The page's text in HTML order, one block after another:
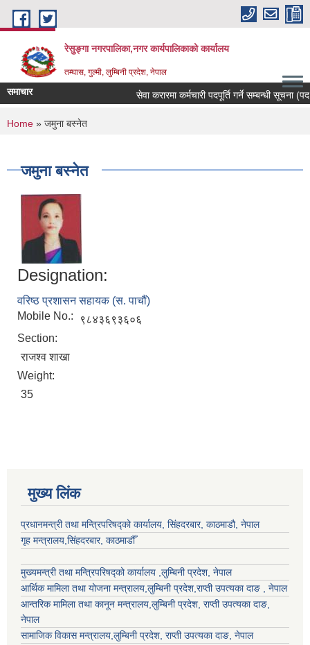
Skip to main content
रेसुङ्गा नगरपालिका,नगर कार्यपालिकाको कार्यालय
तम्घास, गुल्मी, लुम्बिनी प्रदेश, नेपाल
समाचार सेवा करारमा कर्मचारी पदपूर्ति गर्ने सम्बन्धी सूचना (पदः
You are here
Home » जमुना बस्नेत
जमुना बस्नेत
Designation:
वरिष्ठ प्रशासन सहायक (स. पाचौं)
Mobile No.:
९८४३६९३६०६
Section:
राजश्व शाखा
Weight:
35
मुख्य लिंक
प्रधानमन्त्री तथा मन्त्रिपरिषद्को कार्यालय, सिंहदरबार, काठमाडौ, नेपाल
गृह मन्त्रालय,सिंहदरबार, काठमाडौँ
मुख्यमन्त्री तथा मन्त्रिपरिषद्को कार्यालय ,लुम्बिनी प्रदेश, नेपाल
आर्थिक मामिला तथा योजना मन्त्रालय,लुम्बिनी प्रदेश,राप्ती उपत्यका दाङ , नेपाल
आन्तरिक मामिला तथा कानून मन्त्रालय,लुम्बिनी प्रदेश, राप्ती उपत्यका दाङ,
नेपाल
सामाजिक विकास मन्त्रालय,लुम्बिनी प्रदेश, राप्ती उपत्यका दाङ, नेपाल